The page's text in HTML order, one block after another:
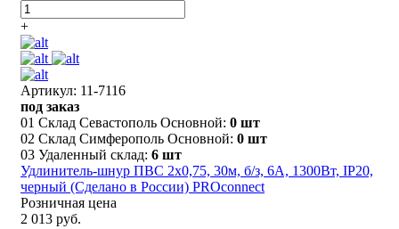
+
Артикул: 11-7116
под заказ
01 Склад Севастополь Основной: 0 шт
02 Склад Симферополь Основной: 0 шт
03 Удаленный склад: 6 шт
Удлинитель-шнур ПВС 2х0,75, 30м, б/з, 6А, 1300Вт, IP20,
черный (Сделано в России) PROconnect
Розничная цена
2 013 руб.